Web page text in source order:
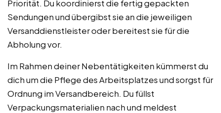
Priorität. Du koordinierst die fertig gepackten
Sendungen und übergibst sie an die jeweiligen
Versanddienstleister oder bereitest sie für die
Abholung vor.
Im Rahmen deiner Nebentätigkeiten kümmerst du
dich um die Pflege des Arbeitsplatzes und sorgst für
Ordnung im Versandbereich. Du füllst
Verpackungsmaterialien nach und meldest